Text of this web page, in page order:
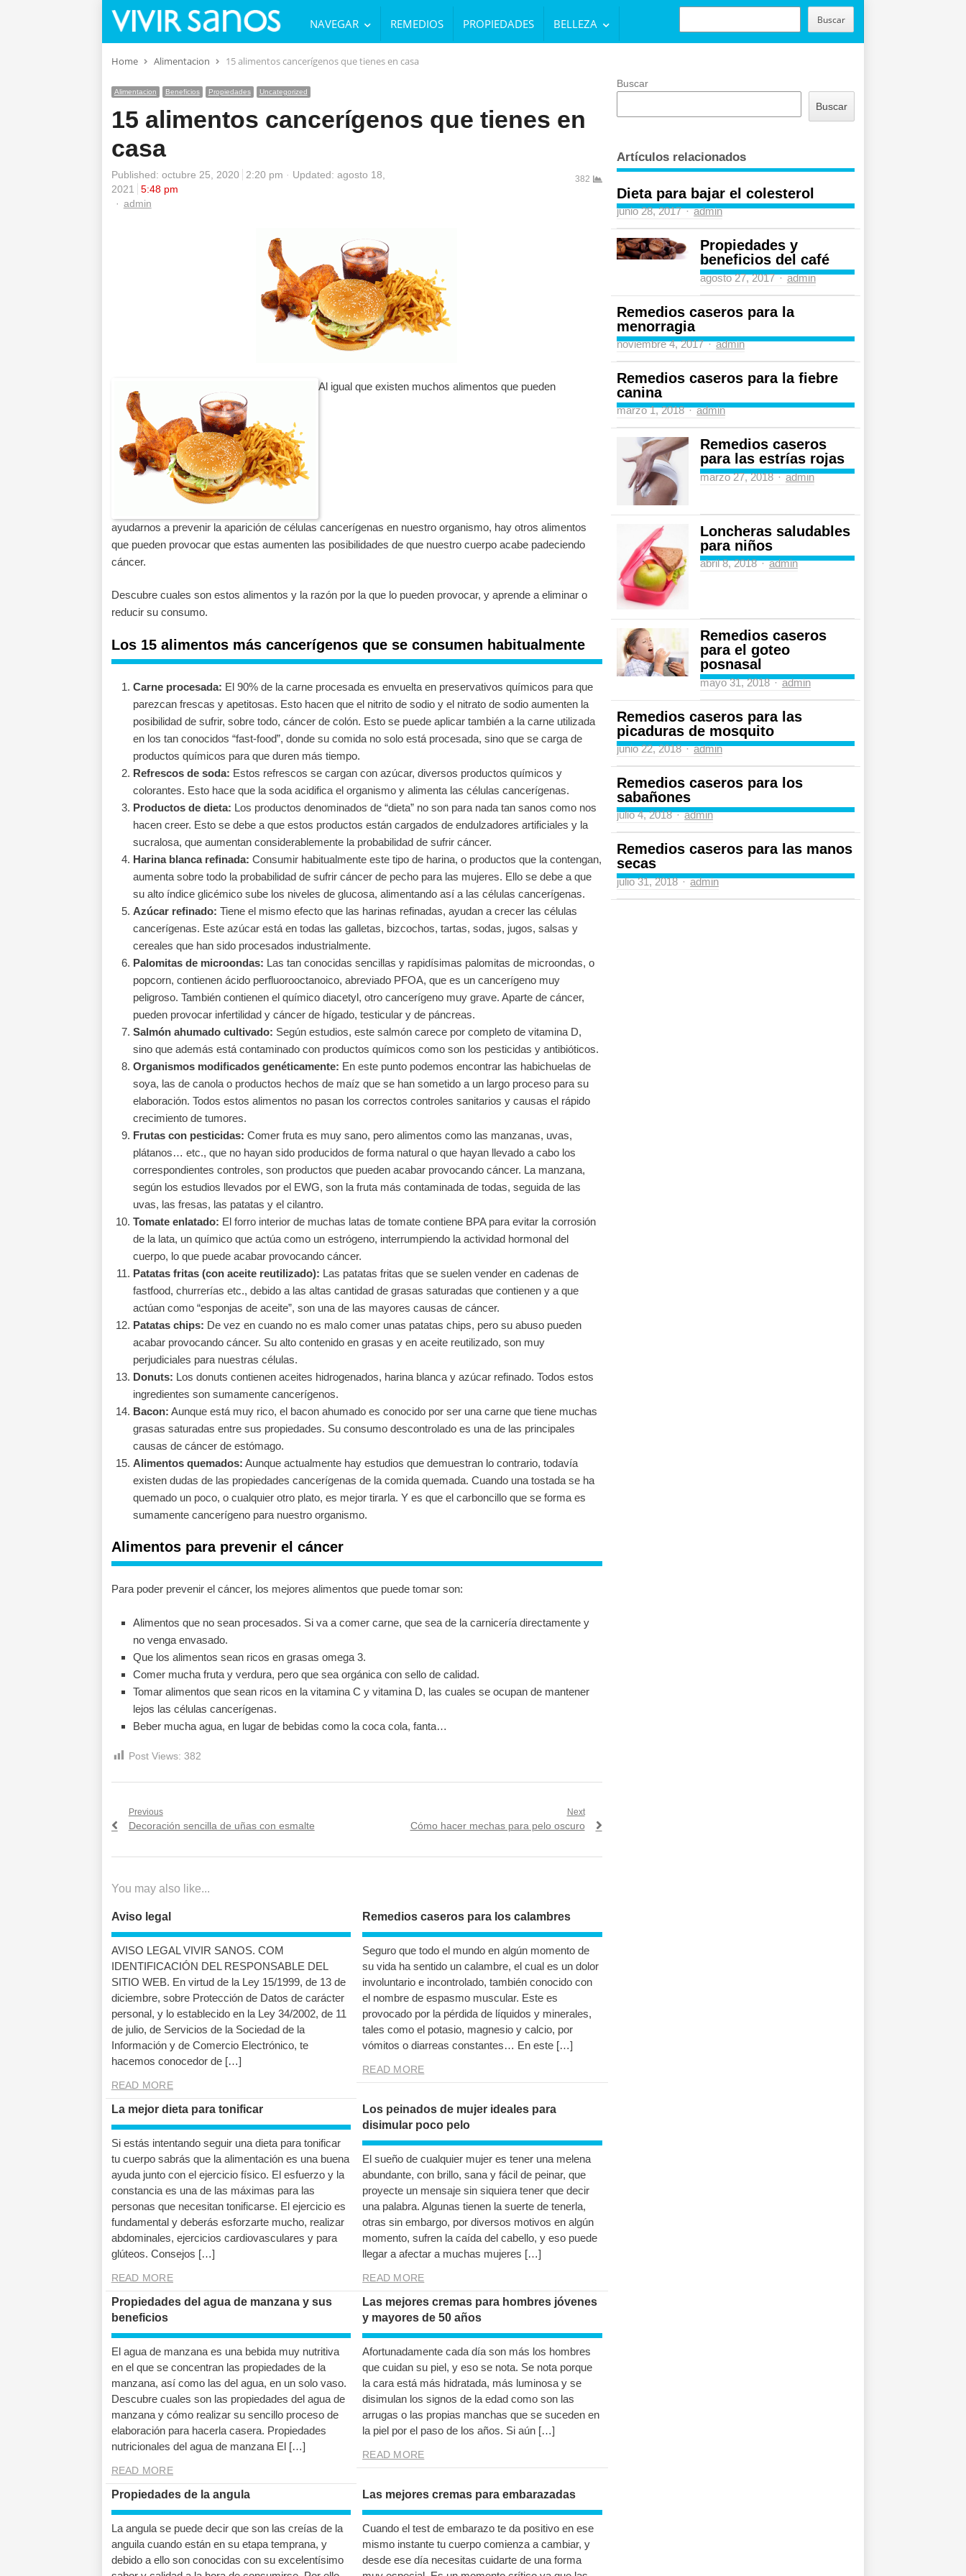
NAVEGAR REMEDIOS PROPIEDADES BELLEZA
BUSCAR
Buscar
Home Alimentacion 15 alimentos cancerígenos que tienes en casa
Alimentacion Beneficios Propiedades Uncategorized
15 alimentos cancerígenos que tienes en
casa
Published: octubre 25, 2020 2:20 pm
Updated: agosto 18,
2021
5:48 pm
Author
admin
382
Al igual que existen muchos alimentos que pueden
ayudarnos a prevenir la aparición de células cancerígenas en nuestro organismo, hay otros alimentos
que pueden provocar que estas aumenten las posibilidades de que nuestro cuerpo acabe padeciendo
cáncer.
Descubre cuales son estos alimentos y la razón por la que lo pueden provocar, y aprende a eliminar o
reducir su consumo.
Los 15 alimentos más cancerígenos que se consumen habitualmente
Carne procesada: El 90% de la carne procesada es envuelta en preservativos químicos para que
parezcan frescas y apetitosas. Esto hacen que el nitrito de sodio y el nitrato de sodio aumenten la
posibilidad de sufrir, sobre todo, cáncer de colón. Esto se puede aplicar también a la carne utilizada
en los tan conocidos “fast-food”, donde su comida no solo está procesada, sino que se carga de
productos químicos para que duren más tiempo.
Refrescos de soda: Estos refrescos se cargan con azúcar, diversos productos químicos y
colorantes. Esto hace que la soda acidifica el organismo y alimenta las células cancerígenas.
Productos de dieta: Los productos denominados de “dieta” no son para nada tan sanos como nos
hacen creer. Esto se debe a que estos productos están cargados de endulzadores artificiales y la
sucralosa, que aumentan considerablemente la probabilidad de sufrir cáncer.
Harina blanca refinada: Consumir habitualmente este tipo de harina, o productos que la contengan,
aumenta sobre todo la probabilidad de sufrir cáncer de pecho para las mujeres. Ello se debe a que
su alto índice glicémico sube los niveles de glucosa, alimentando así a las células cancerígenas.
Azúcar refinado: Tiene el mismo efecto que las harinas refinadas, ayudan a crecer las células
cancerígenas. Este azúcar está en todas las galletas, bizcochos, tartas, sodas, jugos, salsas y
cereales que han sido procesados industrialmente.
Palomitas de microondas: Las tan conocidas sencillas y rapidísimas palomitas de microondas, o
popcorn, contienen ácido perfluorooctanoico, abreviado PFOA, que es un cancerígeno muy
peligroso. También contienen el químico diacetyl, otro cancerígeno muy grave. Aparte de cáncer,
pueden provocar infertilidad y cáncer de hígado, testicular y de páncreas.
Salmón ahumado cultivado: Según estudios, este salmón carece por completo de vitamina D,
sino que además está contaminado con productos químicos como son los pesticidas y antibióticos.
Organismos modificados genéticamente: En este punto podemos encontrar las habichuelas de
soya, las de canola o productos hechos de maíz que se han sometido a un largo proceso para su
elaboración. Todos estos alimentos no pasan los correctos controles sanitarios y causas el rápido
crecimiento de tumores.
Frutas con pesticidas: Comer fruta es muy sano, pero alimentos como las manzanas, uvas,
plátanos… etc., que no hayan sido producidos de forma natural o que hayan llevado a cabo los
correspondientes controles, son productos que pueden acabar provocando cáncer. La manzana,
según los estudios llevados por el EWG, son la fruta más contaminada de todas, seguida de las
uvas, las fresas, las patatas y el cilantro.
Tomate enlatado: El forro interior de muchas latas de tomate contiene BPA para evitar la corrosión
de la lata, un químico que actúa como un estrógeno, interrumpiendo la actividad hormonal del
cuerpo, lo que puede acabar provocando cáncer.
Patatas fritas (con aceite reutilizado): Las patatas fritas que se suelen vender en cadenas de
fastfood, churrerías etc., debido a las altas cantidad de grasas saturadas que contienen y a que
actúan como “esponjas de aceite”, son una de las mayores causas de cáncer.
Patatas chips: De vez en cuando no es malo comer unas patatas chips, pero su abuso pueden
acabar provocando cáncer. Su alto contenido en grasas y en aceite reutilizado, son muy
perjudiciales para nuestras células.
Donuts: Los donuts contienen aceites hidrogenados, harina blanca y azúcar refinado. Todos estos
ingredientes son sumamente cancerígenos.
Bacon: Aunque está muy rico, el bacon ahumado es conocido por ser una carne que tiene muchas
grasas saturadas entre sus propiedades. Su consumo descontrolado es una de las principales
causas de cáncer de estómago.
Alimentos quemados: Aunque actualmente hay estudios que demuestran lo contrario, todavía
existen dudas de las propiedades cancerígenas de la comida quemada. Cuando una tostada se ha
quemado un poco, o cualquier otro plato, es mejor tirarla. Y es que el carboncillo que se forma es
sumamente cancerígeno para nuestro organismo.
Alimentos para prevenir el cáncer
Para poder prevenir el cáncer, los mejores alimentos que puede tomar son:
Alimentos que no sean procesados. Si va a comer carne, que sea de la carnicería directamente y
no venga envasado.
Que los alimentos sean ricos en grasas omega 3.
Comer mucha fruta y verdura, pero que sea orgánica con sello de calidad.
Tomar alimentos que sean ricos en la vitamina C y vitamina D, las cuales se ocupan de mantener
lejos las células cancerígenas.
Beber mucha agua, en lugar de bebidas como la coca cola, fanta…
Post Views: 382
Navegación
Previous
Previous
Decoración sencilla de uñas con esmalte
Next
Next
Cómo hacer mechas para pelo oscuro
You may also like...
Aviso legal
AVISO LEGAL VIVIR SANOS. COM
IDENTIFICACIÓN DEL RESPONSABLE DEL
SITIO WEB. En virtud de la Ley 15/1999, de 13 de
diciembre, sobre Protección de Datos de carácter
personal, y lo establecido en la Ley 34/2002, de 11
de julio, de Servicios de la Sociedad de la
Información y de Comercio Electrónico, te
hacemos conocedor de […]
READ MORE
Remedios caseros para los calambres
Seguro que todo el mundo en algún momento de
su vida ha sentido un calambre, el cual es un dolor
involuntario e incontrolado, también conocido con
el nombre de espasmo muscular. Este es
provocado por la pérdida de líquidos y minerales,
tales como el potasio, magnesio y calcio, por
vómitos o diarreas constantes… En este […]
READ MORE
La mejor dieta para tonificar
Si estás intentando seguir una dieta para tonificar
tu cuerpo sabrás que la alimentación es una buena
ayuda junto con el ejercicio físico. El esfuerzo y la
constancia es una de las máximas para las
personas que necesitan tonificarse. El ejercicio es
fundamental y deberás esforzarte mucho, realizar
abdominales, ejercicios cardiovasculares y para
glúteos. Consejos […]
READ MORE
Los peinados de mujer ideales para
disimular poco pelo
El sueño de cualquier mujer es tener una melena
abundante, con brillo, sana y fácil de peinar, que
proyecte un mensaje sin siquiera tener que decir
una palabra. Algunas tienen la suerte de tenerla,
otras sin embargo, por diversos motivos en algún
momento, sufren la caída del cabello, y eso puede
llegar a afectar a muchas mujeres […]
READ MORE
Propiedades del agua de manzana y sus
beneficios
El agua de manzana es una bebida muy nutritiva
en el que se concentran las propiedades de la
manzana, así como las del agua, en un solo vaso.
Descubre cuales son las propiedades del agua de
manzana y cómo realizar su sencillo proceso de
elaboración para hacerla casera. Propiedades
nutricionales del agua de manzana El […]
READ MORE
Las mejores cremas para hombres jóvenes
y mayores de 50 años
Afortunadamente cada día son más los hombres
que cuidan su piel, y eso se nota. Se nota porque
la cara está más hidratada, más luminosa y se
disimulan los signos de la edad como son las
arrugas o las propias manchas que se suceden en
la piel por el paso de los años. Si aún […]
READ MORE
Propiedades de la angula
La angula se puede decir que son las creías de la
anguila cuando están en su etapa temprana, y
debido a ello son conocidas con su excelentísimo
Las mejores cremas para embarazadas
Cuando el test de embarazo te da positivo en ese
mismo instante tu cuerpo comienza a cambiar, y
desde ese día necesitas cuidarte de una forma
Buscar
Buscar
Artículos relacionados
Dieta para bajar el colesterol
junio 28, 2017 Author
admin
Propiedades y
beneficios del café
agosto 27, 2017 Author
admin
Remedios caseros para la
menorragia
noviembre 4, 2017 Author
admin
Remedios caseros para la fiebre
canina
marzo 1, 2018 Author
admin
Remedios caseros
para las estrías rojas
marzo 27, 2018 Author
admin
Loncheras saludables
para niños
abril 8, 2018 Author
admin
Remedios caseros
para el goteo
posnasal
mayo 31, 2018 Author
admin
Remedios caseros para las
picaduras de mosquito
junio 22, 2018 Author
admin
Remedios caseros para los
sabañones
julio 4, 2018 Author
admin
Remedios caseros para las manos
secas
julio 31, 2018 Author
admin